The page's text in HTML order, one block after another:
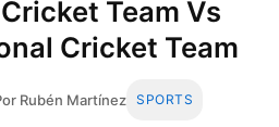
Team Vs
Cricket Team
Rubén Martínez SPORTS